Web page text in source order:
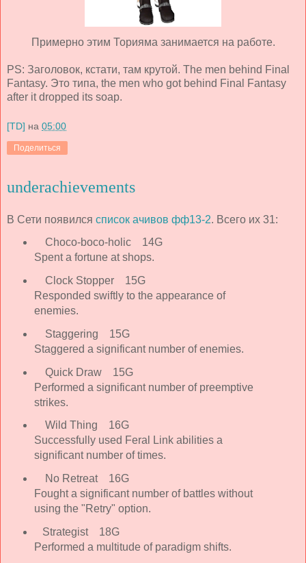
Примерно этим Торияма занимается на работе.
PS: Заголовок, кстати, там крутой. The men behind Final
Fantasy. Это типа, the men who got behind Final Fantasy
after it dropped its soap.
[TD] на 05:00
Поделиться
underachievements
В Сети появился список ачивов фф13-2. Всего их 31:
Choco-boco-holic 14G
Spent a fortune at shops.
Clock Stopper 15G
Responded swiftly to the appearance of
enemies.
Staggering 15G
Staggered a significant number of enemies.
Quick Draw 15G
Performed a significant number of preemptive
strikes.
Wild Thing 16G
Successfully used Feral Link abilities a
significant number of times.
No Retreat 16G
Fought a significant number of battles without
using the "Retry" option.
Strategist 18G
Performed a multitude of paradigm shifts.